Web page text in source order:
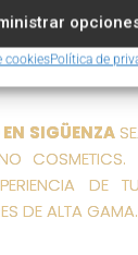
cookiesPolítica de
PARA TU
ADECUADOS
SIGÜENZA
COSMETICS.
DE
DE ALTA GAMA.